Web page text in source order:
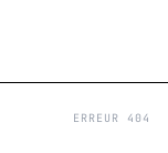
ERREUR 404